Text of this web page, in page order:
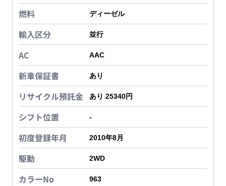
燃料 ディーゼル
輸入区分 並行
AC AAC
新車保証書 あり
リサイクル預託金 あり 25340円
シフト位置 -
初度登録年月 2010年8月
駆動 2WD
カラーNo 963